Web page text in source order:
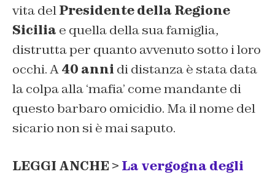
vita delPresidente della Regione
Sicilia e quella della sua famiglia,
distrutta per quanto avvenuto sotto i loro
occhi. A40 anni di distanza è stata data
la colpa alla ‘mafia’ come mandante di
questo barbaro omicidio. Ma il nome del
sicario non si è mai saputo.
LEGGI ANCHE > La vergogna degli